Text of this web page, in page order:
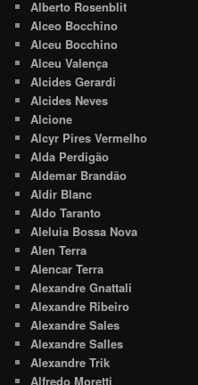
Alberto Rosenblit
Alceo Bocchino
Alceu Bocchino
Alceu Valença
Alcides Gerardi
Alcides Neves
Alcione
Alcyr Pires Vermelho
Alda Perdigão
Aldemar Brandão
Aldir Blanc
Aldo Taranto
Aleluia Bossa Nova
Alen Terra
Alencar Terra
Alexandre Gnattali
Alexandre Ribeiro
Alexandre Sales
Alexandre Salles
Alexandre Trik
Alfredo Moretti